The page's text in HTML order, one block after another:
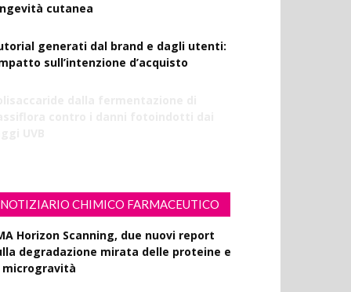
cutanea
generati dal brand e dagli utenti:
sull’intenzione d’acquisto
NOTIZIARIO CHIMICO FARMACEUTICO
Horizon Scanning, due nuovi report
degradazione mirata delle proteine e
microgravità